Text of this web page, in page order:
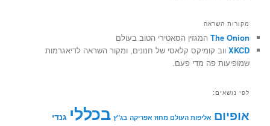
מקורות השראה
The Onion המגזין הסאטירי הטוב בעולם
XKCD ווב קומיקס קלאסי של חנונים, ומקור השראה לדיאגרמות
שמופיעות פה מדי פעם.
לפי נושאים:
אופיום אליפות העולם מחוז אפריקה בג"ץ בכללי גנדי